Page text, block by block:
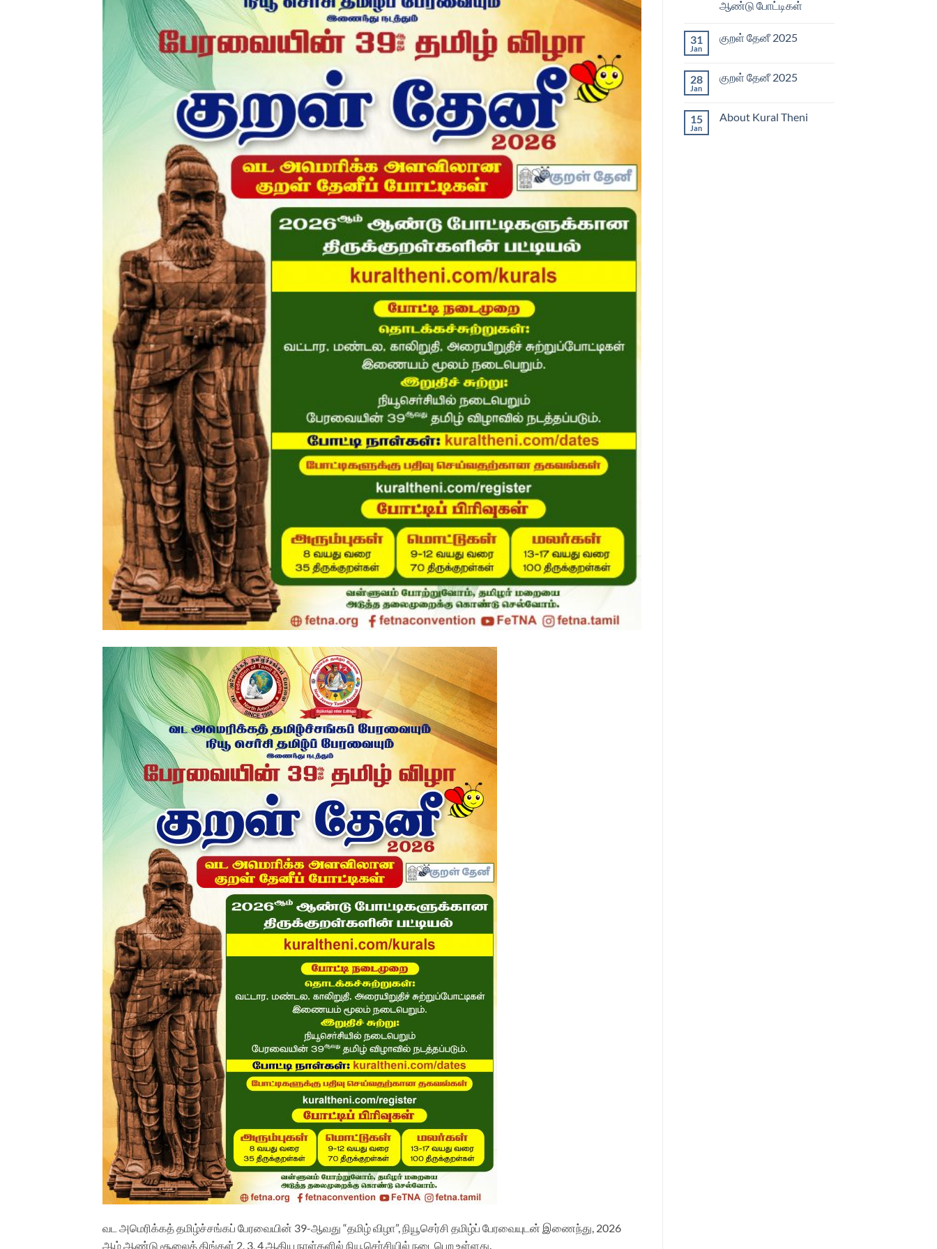
வட அமெரிக்கத் தமிழ்ச்சங்கப் பேரவையின் 39-ஆவது “தமிழ் விழா”, நியூசெர்சி தமிழ்ப் பேரவையுடன் இணைந்து, 2026
ஆம் ஆண்டு சூலைத் திங்கள் 2, 3, 4 ஆகிய நாள்களில் நியூசெர்சியில் நடைபெற உள்ளது.
போட்டிகள்
ஆண்டு போட்டிகள்
on
குறள்
வெற்றிகரமான
31
Jan
குறள் தேனீ 2025
குறள்
28
Jan
குறள் தேனீ 2025
குறள்
15
Jan
About Kural Theni